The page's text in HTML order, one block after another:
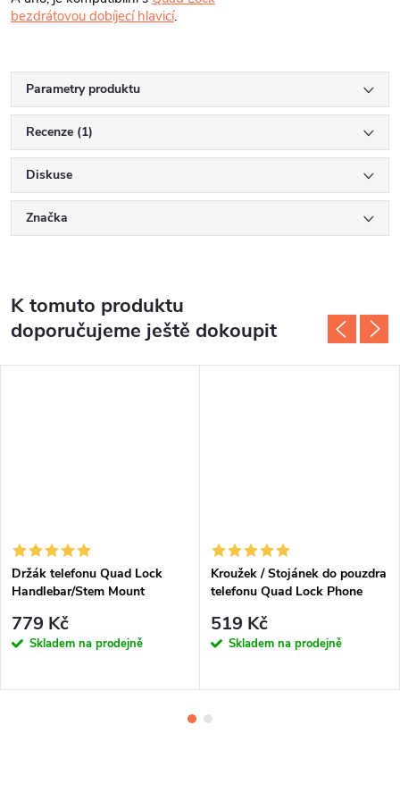
bezdrátovou dobíjecí hlavicí.
Parametry produktu
Recenze (1)
Diskuse
Značka
K tomuto produktu
doporučujeme ještě dokoupit
Držák telefonu Quad Lock
Handlebar/Stem Mount
779 Kč
Skladem na prodejně
Kroužek / Stojánek do pouzdra
telefonu Quad Lock Phone
519 Kč
Skladem na prodejně